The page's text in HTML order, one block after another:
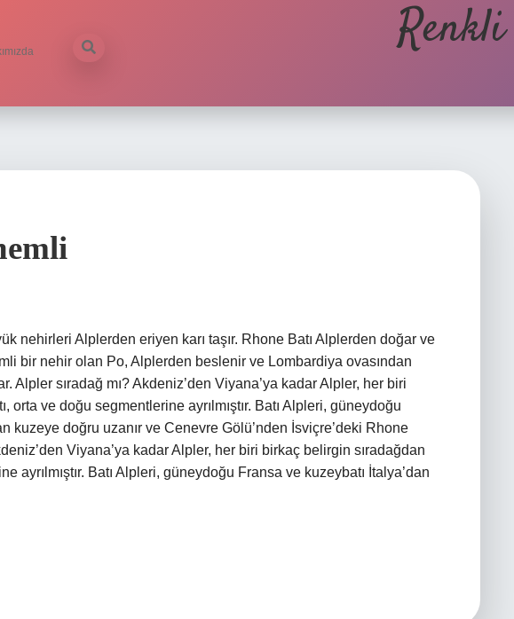
nehirleri Alplerden eriyen karı taşır. Rhone Batı Alplerden doğar ve
bir nehir olan Po, Alplerden beslenir ve Lombardiya ovasından
Alpler sıradağ mı? Akdeniz’den Viyana’ya kadar Alpler, her biri
orta ve doğu segmentlerine ayrılmıştır. Batı Alpleri, güneydoğu
kuzeye doğru uzanır ve Cenevre Gölü’nden İsviçre’deki Rhone
Viyana’ya kadar Alpler, her biri birkaç belirgin sıradağdan
ayrılmıştır. Batı Alpleri, güneydoğu Fransa ve kuzeybatı İtalya’dan